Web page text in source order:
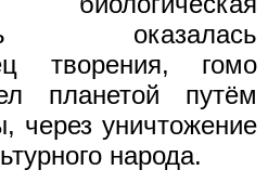
оказалась
творения, гомо
планетой путём
через уничтожение
народа.